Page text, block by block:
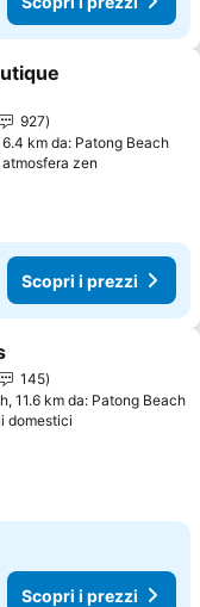
preferiti
927
km da: Patong Beach
zen
Scopri i prezzi
preferiti
145
11.6 km da: Patong Beach
domestici
Scopri i prezzi